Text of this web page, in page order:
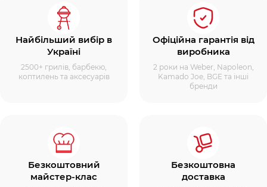
Найбільший вибір в
Україні
2500+ грилів, барбекю,
коптилень та аксесуарів
Офіційна гарантія від
виробника
2 роки на Weber, Napoleon,
Kamado Joe, BGE та інші
бренди
Безкоштовний
майстер-клас
Безкоштовна
доставка